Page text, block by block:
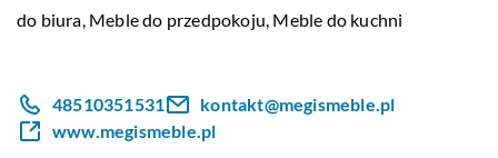
do biura, Meble do przedpokoju, Meble do kuchni
48510351531
kontakt@megismeble.pl
www.megismeble.pl